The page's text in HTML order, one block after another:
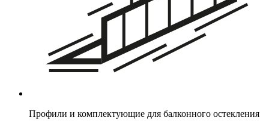
Профили и комплектующие для балконного остекления